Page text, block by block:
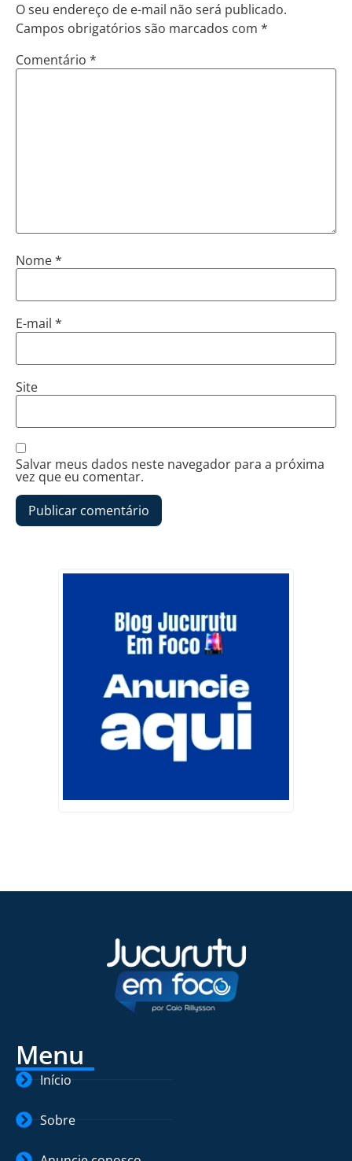
O seu endereço de e-mail não será publicado.
Campos obrigatórios são marcados com *
Comentário *
Nome*
E-mail *
Site
Salvar meus dados neste navegador para a próxima
vez que eu comentar.
Menu
Início
Sobre